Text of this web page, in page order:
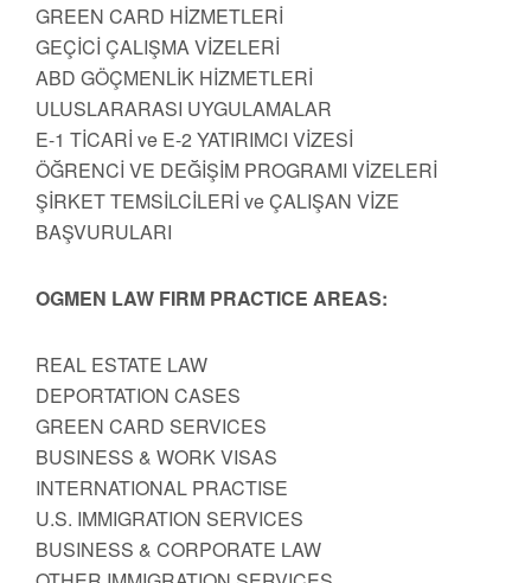
GREEN CARD HİZMETLERİ
GEÇİCİ ÇALIŞMA VİZELERİ
ABD GÖÇMENLİK HİZMETLERİ
ULUSLARARASI UYGULAMALAR
E-1 TİCARİ ve E-2 YATIRIMCI VİZESİ
ÖĞRENCİ VE DEĞİŞİM PROGRAMI VİZELERİ
ŞİRKET TEMSİLCİLERİ ve ÇALIŞAN VİZE
BAŞVURULARI
OGMEN LAW FIRM PRACTICE AREAS:
REAL ESTATE LAW
DEPORTATION CASES
GREEN CARD SERVICES
BUSINESS & WORK VISAS
INTERNATIONAL PRACTISE
U.S. IMMIGRATION SERVICES
BUSINESS & CORPORATE LAW